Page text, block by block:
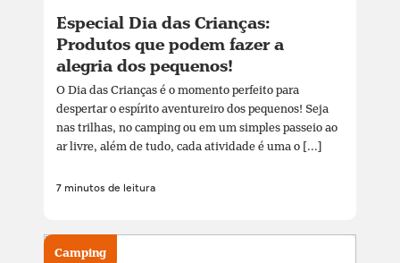
Especial Dia das Crianças:
Produtos que podem fazer a
alegria dos pequenos!
O Dia das Crianças é o momento perfeito para
despertar o espírito aventureiro dos pequenos! Seja
nas trilhas, no camping ou em um simples passeio ao
ar livre, além de tudo, cada atividade é uma o [...]
7 minutos de leitura
Camping